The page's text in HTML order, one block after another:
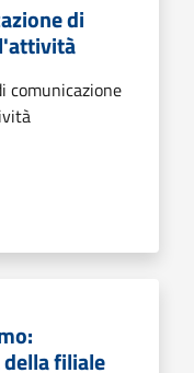
di
comunicazione
filiale